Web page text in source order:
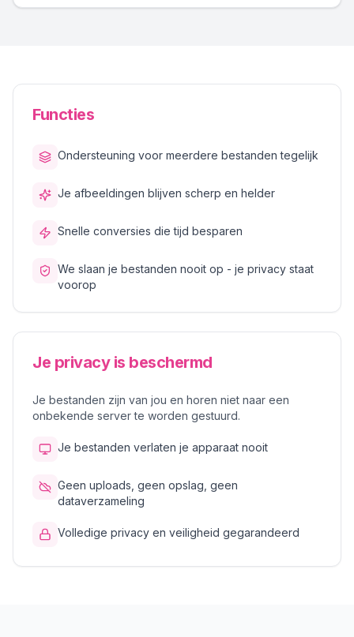
Functies
Ondersteuning voor meerdere bestanden tegelijk
Je afbeeldingen blijven scherp en helder
Snelle conversies die tijd besparen
We slaan je bestanden nooit op - je privacy staat
voorop
Je privacy is beschermd
Je bestanden zijn van jou en horen niet naar een
onbekende server te worden gestuurd.
Je bestanden verlaten je apparaat nooit
Geen uploads, geen opslag, geen
dataverzameling
Volledige privacy en veiligheid gegarandeerd